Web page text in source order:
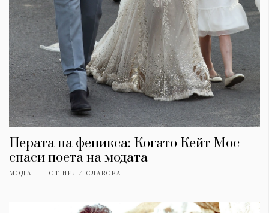
Перата на феникса: Когато Кейт Мос
спаси поета на модата
МОДА ОТ НЕЛИ СЛАВОВА